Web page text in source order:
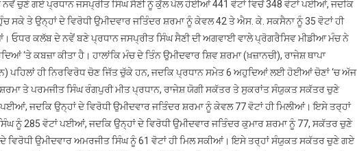
ਪ੍ਰਧਾਨ*
ਨਵੇਂ ਚੁਣੇ ਗਏ ਪ੍ਰਧਾਨ ਜਸਪ੍ਰੀਤ ਸਿੰਘ ਸੈਣੀ ਨੂੰ ਕੁੱਲ ਪੋਲ ਹੋਈਆਂ 441 ਵੋਟਾਂ ਵਿਚੋਂ 348 ਵੋਟਾਂ ਪਈਆਂ, ਜਦਕਿ
ਸਕੇ ਤੇ ਉਨ੍ਹਾਂ ਦੇ ਵਿਰੋਧੀ ਉਮੀਦਵਾਰ ਜਤਿੰਦਰ ਸ਼ਰਮਾ ਨੂੰ ਕੇਵਲ 42 ਤੇ ਐਸ. ਕੇ. ਸਕਸੈਨਾ ਨੂੰ 35 ਵੋਟਾਂ ਹੀ
ਕਲੱਬ ਦੇ ਨਵੇਂ ਬਣੇ ਪ੍ਰਧਾਨ ਜਸਪ੍ਰੀਤ ਸਿੰਘ ਸੈਣੀ ਦੀ ਅਗਵਾਈ ਵਾਲੇ ਪ੍ਰੋਗਰੈਸਿਵ ਮੀਡੀਆ ਮੰਚ ਨੇ
‘ਤੇ ਕਬਜ਼ਾ ਕੀਤਾ ਹੈ। ਹਾਲਾਂਕਿ ਮੰਚ ਦੇ ਤਿੰਨ ਉਮੀਦਵਾਰ ਸ਼ਿਵ ਸ਼ਰਮਾ (ਖ਼ਜ਼ਾਨਚੀ), ਰਾਜੇਸ਼ ਥਾਪਾ
ਪਹਿਲਾਂ ਹੀ ਨਿਰਵਿਰੋਧ ਚੋਣ ਜਿੱਤ ਚੁੱਕੇ ਹਨ, ਜਦਕਿ ਪ੍ਰਧਾਨ ਸਮੇਤ 6 ਅਹੁਦਿਆਂ ਲਈ ਹੋਈਆਂ ਚੋਣਾਂ ‘ਚ ਅੱਜ
ਤੇ ਪਰਮਜੀਤ ਸਿੰਘ ਰੰਗਪੁਰੀ ਮੀਤ ਪ੍ਰਧਾਨ, ਰਾਜੇਸ਼ ਯੋਗੀ ਸਕੱਤਰ ਤੇ ਸੁਕਰਾਂਤ ਸੰਯੁਕਤ ਸਕੱਤਰ ਚੁਣੇ
ਜਦਕਿ ਉਨ੍ਹਾਂ ਦੇ ਵਿਰੋਧੀ ਉਮੀਦਵਾਰ ਜਤਿੰਦਰ ਸ਼ਰਮਾ ਨੂੰ ਕੇਵਲ 77 ਵੋਟਾਂ ਹੀ ਮਿਲੀਆਂ। ਇਸੇ ਤਰ੍ਹਾਂ
ਨੂੰ 285 ਵੋਟਾਂ ਪਈਆਂ, ਜਦਕਿ ਉਨ੍ਹਾਂ ਦੇ ਵਿਰੋਧੀ ਉਮੀਦਵਾਰ ਜਤਿੰਦਰ ਕੁਮਾਰ ਸ਼ਰਮਾ ਨੂੰ 77, ਸਕੱਤਰ ਚੁਣੇ
ਵਿਰੋਧੀ ਉਮੀਦਵਾਰ ਅਮਰਜੀਤ ਸਿੰਘ ਨੂੰ 61 ਵੋਟਾਂ ਹੀ ਮਿਲ ਸਕੀਆਂ। ਇਸੇ ਤਰ੍ਹਾਂ ਸੰਯੁਕਤ ਸਕੱਤਰ ਚੁਣੇ ਗਏ